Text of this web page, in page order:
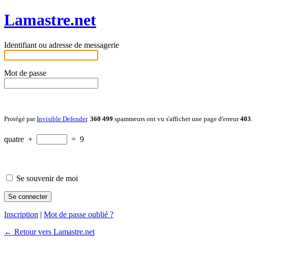
Lamastre.net
Identifiant ou adresse de messagerie
Mot de passe
Protégé parInvisible Defender. 360 499 spammeurs ont vu s'afficher une page d'erreur403
quatre + = 9
Se souvenir de moi
Inscription | Mot de passe oublié ?
← Retour vers Lamastre.net